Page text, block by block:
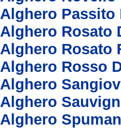
Alghero Passito
Alghero Rosato
Alghero Rosato
Alghero Rosso
Alghero
Alghero
Alghero